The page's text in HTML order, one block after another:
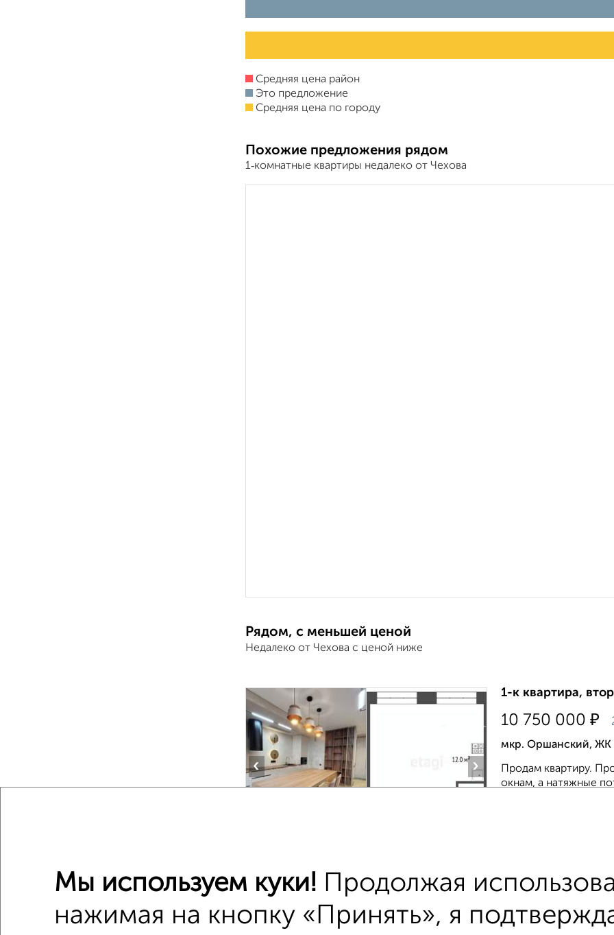
Средняя цена район
Это предложение
Средняя цена по городу
Похожие предложения рядом
1‑комнатные квартиры недалеко от Чехова
Рядом, с меньшей ценой
Недалеко от Чехова с ценой ниже
‹ ›
1-к квартира,
10 750 000 ₽
мкр. Оршанский, ЖК
Продам квартиру.
окнам, а натяжные
1-к квартиры
Поиск по схожим параметрам:
Мы используем куки! Продолжая
нажимая на кнопку «Принять», я